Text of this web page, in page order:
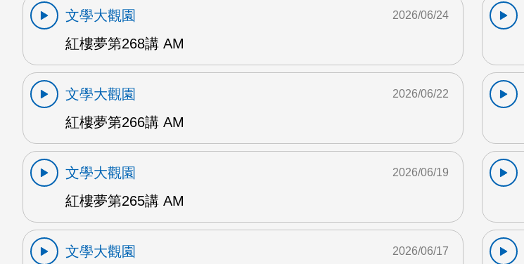
文學大觀園
紅樓夢第268講 AM
2026/06/24
文學大觀園
紅樓夢第266講 AM
2026/06/22
文學大觀園
紅樓夢第265講 AM
2026/06/19
文學大觀園 2026/06/17